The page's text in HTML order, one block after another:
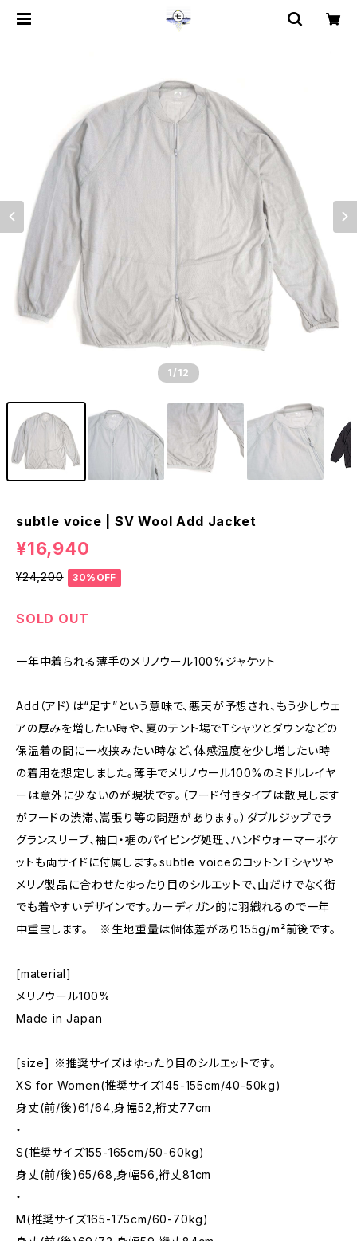
1 /12
subtle voice | SV Wool Add Jacket
¥16,940
¥24,200 30%OFF
SOLD OUT
一年中着られる薄手のメリノウール100%ジャケット
Add（アド）は“足す”という意味で、悪天が予想され、もう少しウェ
アの厚みを増したい時や、夏のテント場でTシャツとダウンなどの
保温着の間に一枚挟みたい時など、体感温度を少し増したい時
の着用を想定しました。薄手でメリノウール100%のミドルレイヤ
ーは意外に少ないのが現状です。（フード付きタイプは散見します
がフードの渋滞、嵩張り等の問題があります。）ダブルジップでラ
グランスリーブ、袖口・裾のパイピング処理、ハンドウォーマーポケ
ットも両サイドに付属します。subtle voiceのコットンTシャツや
メリノ製品に合わせたゆったり目のシルエットで、山だけでなく街
でも着やすいデザインです。カーディガン的に羽織れるので一年
中重宝します。 ※生地重量は個体差があり155g/m²前後です。
[material]
メリノウール100%
Made in Japan
[size] ※推奨サイズはゆったり目のシルエットです。
XS for Women(推奨サイズ145-155cm/40-50kg)
身丈(前/後)61/64,身幅52,裄丈77cm
・
S(推奨サイズ155-165cm/50-60kg)
身丈(前/後)65/68,身幅56,裄丈81cm
・
M(推奨サイズ165-175cm/60-70kg)